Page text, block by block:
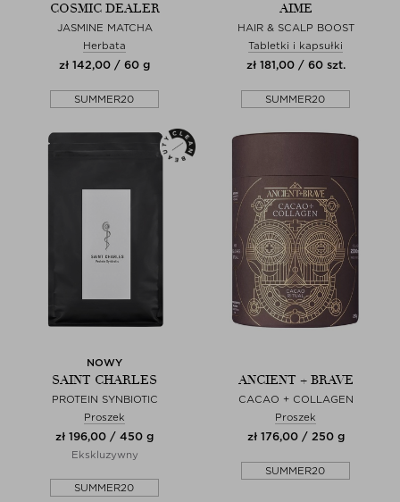
COSMIC DEALER
JASMINE MATCHA
Herbata
zł 142,00 / 60 g
SUMMER20
AIME
HAIR & SCALP BOOST
Tabletki i kapsułki
zł 181,00 / 60 szt.
SUMMER20
NOWY
SAINT CHARLES
PROTEIN SYNBIOTIC
Proszek
zł 196,00 / 450 g
Ekskluzywny
SUMMER20
ANCIENT + BRAVE
CACAO + COLLAGEN
Proszek
zł 176,00 / 250 g
SUMMER20